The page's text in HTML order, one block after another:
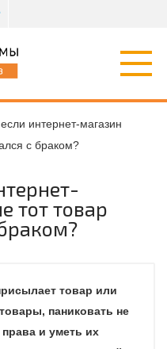
интернет-магазин
с браком?
тот товар
товар или
паниковать не
права и уметь их